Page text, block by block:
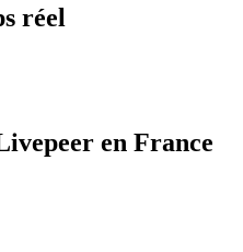
réel
en France